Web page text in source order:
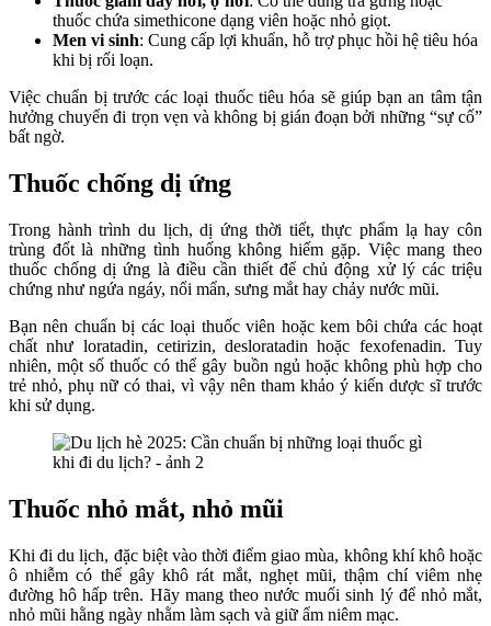
thuốc chứa simethicone dạng viên hoặc nhỏ giọt.
Men vi sinh: Cung cấp lợi khuẩn, hỗ trợ phục hồi hệ tiêu hóa
khi bị rối loạn.
Việc chuẩn bị trước các loại thuốc tiêu hóa sẽ giúp bạn an tâm tận
hưởng chuyến đi trọn vẹn và không bị gián đoạn bởi những “sự cố”
bất ngờ.
Thuốc chống dị ứng
Trong hành trình du lịch, dị ứng thời tiết, thực phẩm lạ hay côn
trùng đốt là những tình huống không hiếm gặp. Việc mang theo
thuốc chống dị ứng là điều cần thiết để chủ động xử lý các triệu
chứng như ngứa ngáy, nổi mẩn, sưng mắt hay chảy nước mũi.
Bạn nên chuẩn bị các loại thuốc viên hoặc kem bôi chứa các hoạt
chất như loratadin, cetirizin, desloratadin hoặc fexofenadin. Tuy
nhiên, một số thuốc có thể gây buồn ngủ hoặc không phù hợp cho
trẻ nhỏ, phụ nữ có thai, vì vậy nên tham khảo ý kiến dược sĩ trước
khi sử dụng.
Thuốc nhỏ mắt, nhỏ mũi
Khi đi du lịch, đặc biệt vào thời điểm giao mùa, không khí khô hoặc
ô nhiễm có thể gây khô rát mắt, nghẹt mũi, thậm chí viêm nhẹ
đường hô hấp trên. Hãy mang theo nước muối sinh lý để nhỏ mắt,
nhỏ mũi hằng ngày nhằm làm sạch và giữ ẩm niêm mạc.